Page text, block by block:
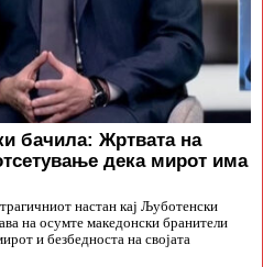
бачила: Жртвата на
дека мирот има
настан кај Љуботенски
на осумте македонски бранители
и безбедноста на својата